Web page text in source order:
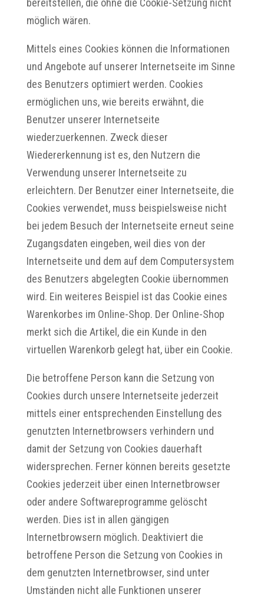
bereitstellen, die ohne die Cookie-Setzung nicht
möglich wären.
Mittels eines Cookies können die Informationen
und Angebote auf unserer Internetseite im Sinne
des Benutzers optimiert werden. Cookies
ermöglichen uns, wie bereits erwähnt, die
Benutzer unserer Internetseite
wiederzuerkennen. Zweck dieser
Wiedererkennung ist es, den Nutzern die
Verwendung unserer Internetseite zu
erleichtern. Der Benutzer einer Internetseite, die
Cookies verwendet, muss beispielsweise nicht
bei jedem Besuch der Internetseite erneut seine
Zugangsdaten eingeben, weil dies von der
Internetseite und dem auf dem Computersystem
des Benutzers abgelegten Cookie übernommen
wird. Ein weiteres Beispiel ist das Cookie eines
Warenkorbes im Online-Shop. Der Online-Shop
merkt sich die Artikel, die ein Kunde in den
virtuellen Warenkorb gelegt hat, über ein Cookie.
Die betroffene Person kann die Setzung von
Cookies durch unsere Internetseite jederzeit
mittels einer entsprechenden Einstellung des
genutzten Internetbrowsers verhindern und
damit der Setzung von Cookies dauerhaft
widersprechen. Ferner können bereits gesetzte
Cookies jederzeit über einen Internetbrowser
oder andere Softwareprogramme gelöscht
werden. Dies ist in allen gängigen
Internetbrowsern möglich. Deaktiviert die
betroffene Person die Setzung von Cookies in
dem genutzten Internetbrowser, sind unter
Umständen nicht alle Funktionen unserer